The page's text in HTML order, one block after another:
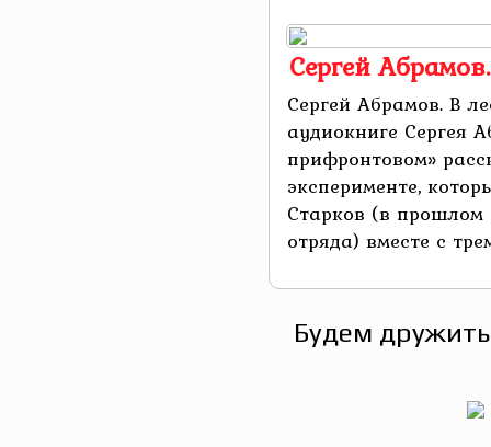
Сергей
Сергей Абрамов. В
аудиокниге Сергея
прифронтовом»
эксперименте,
Старков (в прошлом
отряда) вместе с
Будем